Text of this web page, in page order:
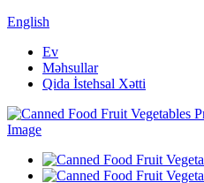
English
Ev
Məhsullar
Qida İstehsal Xətti